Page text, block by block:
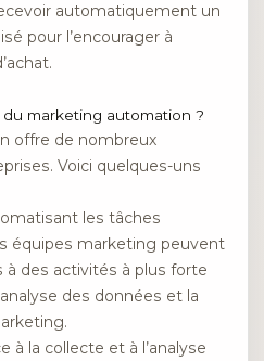
automatiquement un
pour l’encourager à
marketing automation ?
offre de nombreux
Voici quelques-uns
les tâches
équipes marketing peuvent
des activités à plus forte
des données et la
à la collecte et à l’analyse